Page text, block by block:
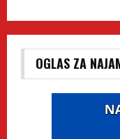
OGLAS ZA